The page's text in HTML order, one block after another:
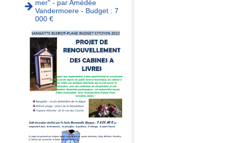
mer" - par Amédée
Vandermoere - Budget : 7
000 €